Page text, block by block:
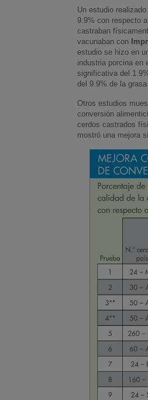
Un estudio
9.9% con respecto
castraban
vacunaban con
estudio se hizo en
industria porcina en
significativa del
del 9.9% de la grasa
Otros estudios
conversión
cerdos castrados
mostró una mejora